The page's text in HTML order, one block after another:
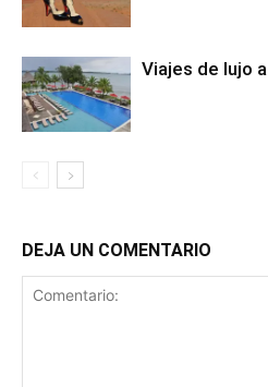
Viajes de lujo
DEJA UN COMENTARIO